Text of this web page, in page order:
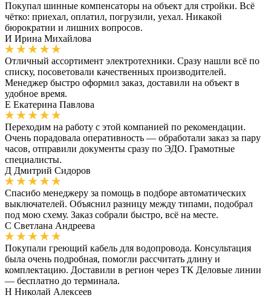
Покупал шинные компенсаторы на объект для стройки. Всё
чётко: приехал, оплатил, погрузили, уехал. Никакой
бюрократии и лишних вопросов.
И Ирина Михайлова
Отличный ассортимент электротехники. Сразу нашли всё по
списку, посоветовали качественных производителей.
Менеджер быстро оформил заказ, доставили на объект в
удобное время.
Е Екатерина Павлова
Переходим на работу с этой компанией по рекомендации.
Очень порадовала оперативность — обработали заказ за пару
часов, отправили документы сразу по ЭДО. Грамотные
специалисты.
Д Дмитрий Сидоров
Спасибо менеджеру за помощь в подборе автоматических
выключателей. Объяснил разницу между типами, подобрал
под мою схему. Заказ собрали быстро, всё на месте.
С Светлана Андреева
Покупали греющий кабель для водопровода. Консультация
была очень подробная, помогли рассчитать длину и
комплектацию. Доставили в регион через ТК Деловые линии
— бесплатно до терминала.
Н Николай Алексеев